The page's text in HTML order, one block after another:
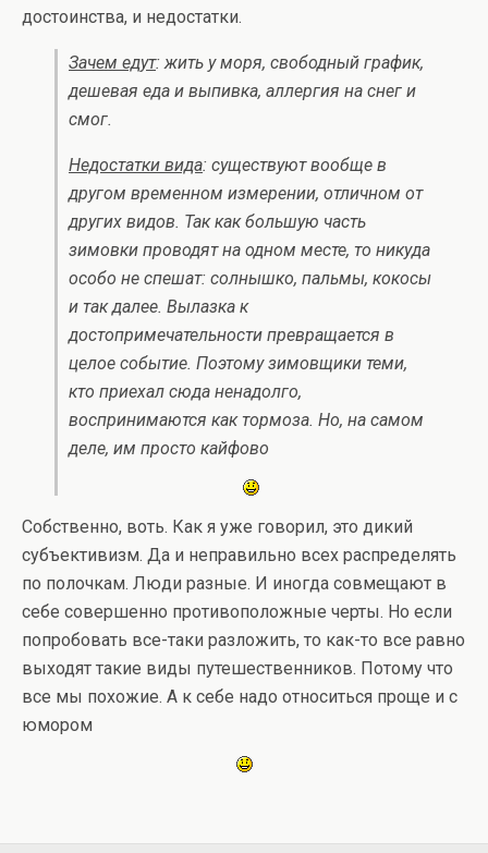
достоинства, и недостатки.
Зачем едут: жить у моря, свободный график,
дешевая еда и выпивка, аллергия на снег и
смог.
Недостатки вида: существуют вообще в
другом временном измерении, отличном от
других видов. Так как большую часть
зимовки проводят на одном месте, то никуда
особо не спешат: солнышко, пальмы, кокосы
и так далее. Вылазка к
достопримечательности превращается в
целое событие. Поэтому зимовщики теми,
кто приехал сюда ненадолго,
воспринимаются как тормоза. Но, на самом
деле, им просто кайфово
Собственно, воть. Как я уже говорил, это дикий
субъективизм. Да и неправильно всех распределять
по полочкам. Люди разные. И иногда совмещают в
себе совершенно противоположные черты. Но если
попробовать все-таки разложить, то как-то все равно
выходят такие виды путешественников. Потому что
все мы похожие. А к себе надо относиться проще и с
юмором